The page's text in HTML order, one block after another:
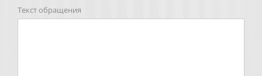
Текст обращения